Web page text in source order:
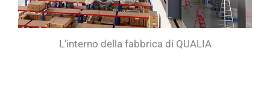
L'interno della fabbrica di QUALIA